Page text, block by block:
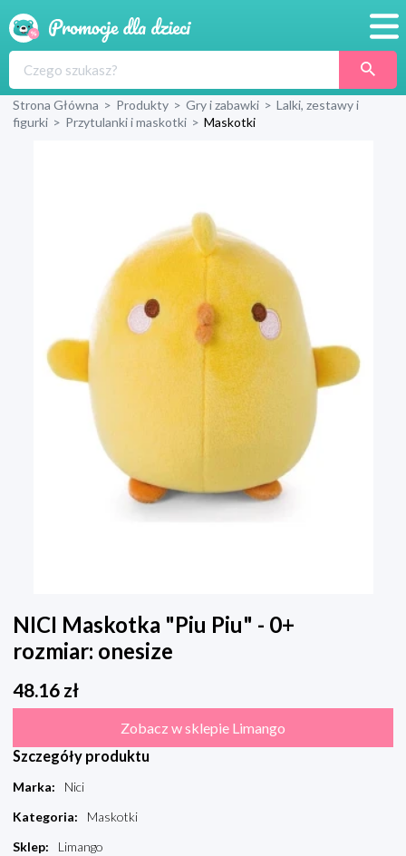
Produkty
Wyprawka
Strona Główna > Produkty > Gry i zabawki > Lalki, zestawy i
figurki > Przytulanki i maskotki > Maskotki
NICI Maskotka "Piu Piu" - 0+
rozmiar: onesize
48.16 zł
Zobacz w sklepie Limango
Szczegóły produktu
Marka:
Nici
Kategoria:
Maskotki
Sklep:
Limango